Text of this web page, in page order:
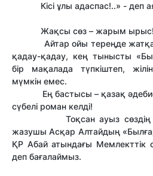
Кісі ұлы адаспас!..» - деп
Жақсы сөз – жарым
Айтар ойы тереңде жатқан,
қадау-қадау, кең тынысты
бір мақалада түпкіштеп,
мүмкін емес.
Ең бастысы – қазақ
сүбелі роман келді!
Тоқсан ауыз сөздің
жазушы Асқар Алтайдың
ҚР Абай атындағы Мемлекттік
деп бағалаймыз.